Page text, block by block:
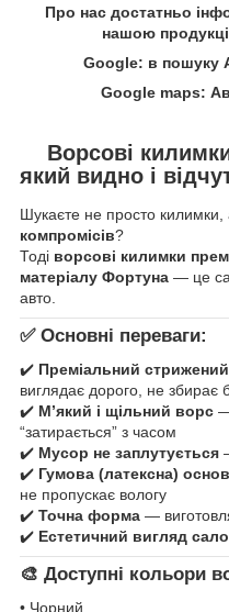
Про нас достатньо
нашою
Google: в пошуку
Google maps:
Ворсові
який видно і
Шукаєте не просто килимки,
компромісів?
Тоді ворсові килимки
матеріалу Фортуна — це
авто.
✅ Основні переваги:
✔️ Преміальний
виглядає дорого, не збирає
✔️ М’який і щільний ворс
“затирається” з часом
✔️ Мусор не заплутується
✔️ Гумова (латексна)
не пропускає вологу
✔️ Точна форма —
✔️ Естетичний вигляд
🎨 Доступні кольори
• Чорний